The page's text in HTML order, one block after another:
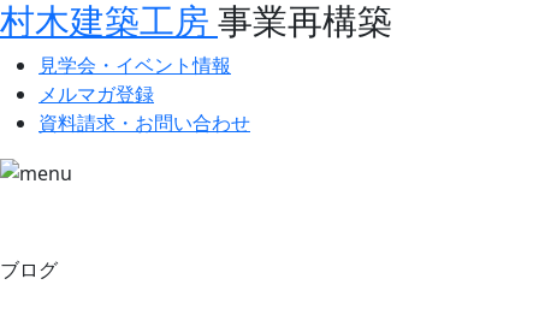
村木建築工房 事業再構築
見学会・イベント情報
メルマガ登録
資料請求・お問い合わせ
ブログ